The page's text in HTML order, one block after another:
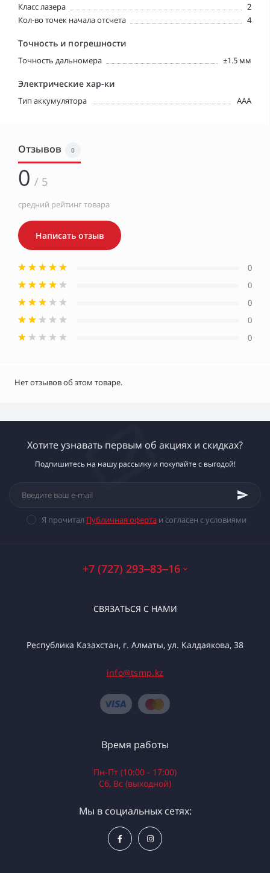
Класс лазера
2
Кол-во точек начала отсчета
4
Точность и погрешности
Точность дальномера ±1.5 мм
Электрические хар-ки
Тип аккумулятора ААА
Отзывов 0
0 / 5
средний рейтинг товара
Написать отзыв
0
0
0
0
0
Нет отзывов об этом товаре.
Хотите узнавать первым об акциях и скидках?
Подпишитесь на нашу рассылку и покупайте с выгодой!
Я прочитал Публичная оферта и согласен с условиями
+7 (727) 293‒83‒16
СВЯЗАТЬСЯ С НАМИ
Республика Казахстан, г. Алматы, ул. Калдаякова, 38
info@tsmp.kz
Время работы
Пн-Пт (10:00 - 17:00)
Сб, Вс (выходной)
Мы в социальных сетях: